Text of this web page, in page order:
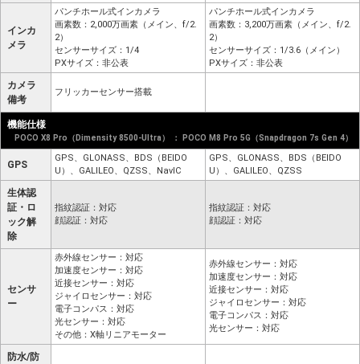
インカ
メラ
パンチホール式インカメラ
画素数：2,000万画素（メイン、f/2.
2）
センサーサイズ：1/4
PXサイズ：非公表
パンチホール式インカメラ
画素数：3,200万画素（メイン、f/2.
2）
センサーサイズ：1/3.6（メイン）
PXサイズ：非公表
カメラ
備考
フリッカーセンサー搭載
機能仕様
POCO X8 Pro（Dimensity 8500-Ultra） ： POCO M8 Pro 5G（Snapdragon 7s Gen 4）
GPS
GPS、GLONASS、BDS（BEIDO
U）、GALILEO、QZSS、NavIC
GPS、GLONASS、BDS（BEIDO
U）、GALILEO、QZSS
生体認
証・ロ
ック解
除
指紋認証：対応
顔認証：対応
指紋認証：対応
顔認証：対応
センサ
ー
赤外線センサー：対応
加速度センサー：対応
近接センサー：対応
ジャイロセンサー：対応
電子コンパス：対応
光センサー：対応
その他：X軸リニアモーター
赤外線センサー：対応
加速度センサー：対応
近接センサー：対応
ジャイロセンサー：対応
電子コンパス：対応
光センサー：対応
防水/防